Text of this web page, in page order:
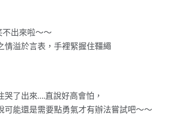
出來啦～～
情溢於言表，手裡緊握住韁繩
了出來….直說好高會怕，
能還是需要點勇氣才有辦法嘗試吧～～